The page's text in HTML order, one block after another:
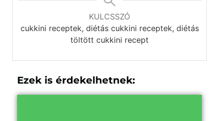
KULCSSZÓ
cukkini receptek, diétás cukkini receptek, diétás
töltött cukkini recept
Ezek is érdekelhetnek: